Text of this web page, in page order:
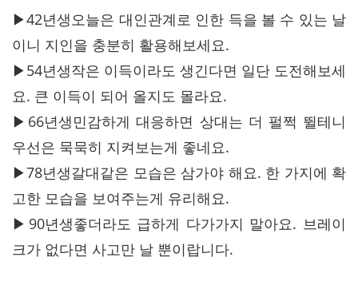
▶42년생오늘은 대인관계로 인한 득을 볼 수 있는 날
이니 지인을 충분히 활용해보세요.
▶54년생작은 이득이라도 생긴다면 일단 도전해보세
요. 큰 이득이 되어 올지도 몰라요.
▶66년생민감하게 대응하면 상대는 더 펄쩍 뛸테니
우선은 묵묵히 지켜보는게 좋네요.
▶78년생갈대같은 모습은 삼가야 해요. 한 가지에 확
고한 모습을 보여주는게 유리해요.
▶90년생좋더라도 급하게 다가가지 말아요. 브레이
크가 없다면 사고만 날 뿐이랍니다.